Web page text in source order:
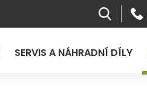
SERVIS A NÁHRADNÍ DÍLY